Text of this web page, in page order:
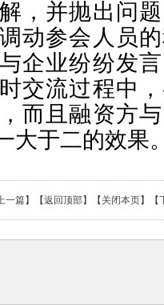
，并抛出问
动参会人员
企业纷纷发
交流过程中
而且融资方
大于二的效果
一篇】【返回顶部】【 关闭本页】【